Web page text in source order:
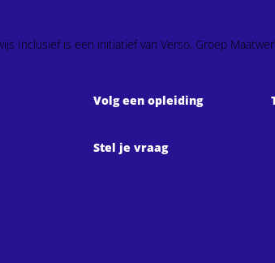
Inclusief is een initiatief van Verso, Groep
Volg een opleiding
Stel je vraag